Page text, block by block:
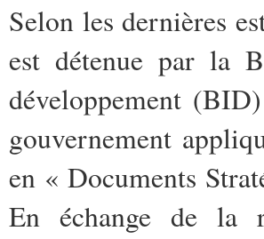
Selon les dernières
est détenue par la
développement
gouvernement
en « Documents
En échange de la